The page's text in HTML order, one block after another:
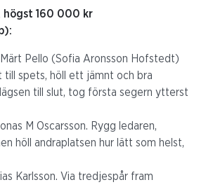
högst 160 000 kr
Pello (Sofia Aronsson Hofstedt)
till spets, höll ett jämnt och bra
till slut, tog första segern ytterst
M Oscarsson. Rygg ledaren,
höll andraplatsen hur lätt som helst,
Karlsson. Via tredjespår fram